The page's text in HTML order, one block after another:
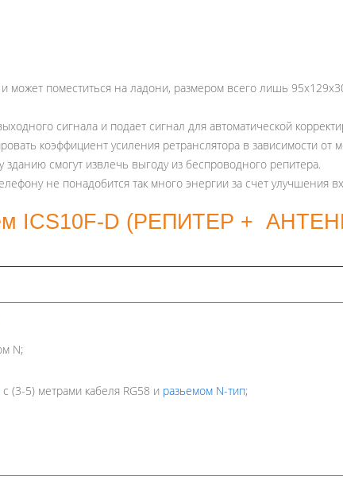
может поместиться на ладони, размером всего лишь
сигнала и подает сигнал для автоматической
коэффициент усиления ретранслятора в зависимости
смогут извлечь выгоду из беспроводного репитера.
не понадобится так много энергии за счет улучшения
ICS10F-D (РЕПИТЕР +
N;
с (3-5) метрами кабеля RG58 и разьемом N-тип;